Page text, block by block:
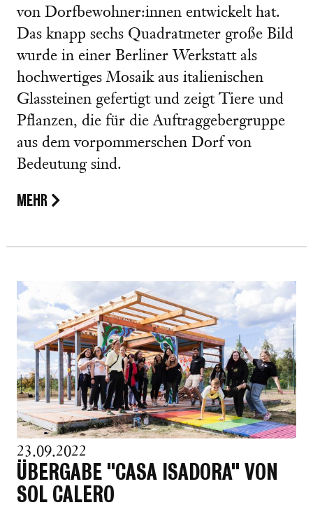
von Dorfbewohner:innen entwickelt hat.
Das knapp sechs Quadratmeter große Bild
wurde in einer Berliner Werkstatt als
hochwertiges Mosaik aus italienischen
Glassteinen gefertigt und zeigt Tiere und
Pflanzen, die für die Auftraggebergruppe
aus dem vorpommerschen Dorf von
Bedeutung sind.
MEHR
23.09.2022
ÜBERGABE "CASA ISADORA" VON
SOL CALERO